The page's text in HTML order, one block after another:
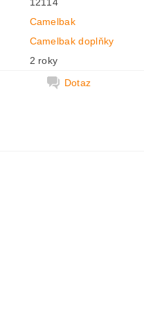
Camelbak
Camelbak doplňky
2 roky
Dotaz